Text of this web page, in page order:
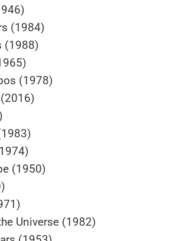
(1984)
(1988)
(1978)
(1950)
Universe (1982)